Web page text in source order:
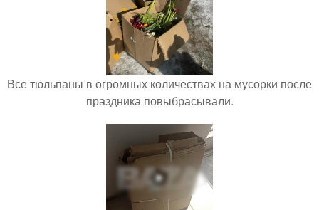
Все тюльпаны в огромных количествах на мусорки после
праздника повыбрасывали.